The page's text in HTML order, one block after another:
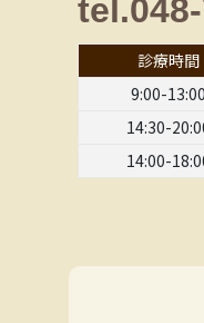
診療時間
9:00-13:00
14:30-
14:00-